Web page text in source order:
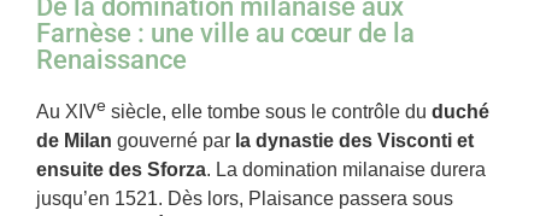
De la domination milanaise aux
Farnèse : une ville au cœur de la
Renaissance
Au XIVe siècle, elle tombe sous le contrôle du duché
de Milan gouverné par la dynastie des Visconti et
ensuite des Sforza. La domination milanaise durera
jusqu’en 1521. Dès lors, Plaisance passera sous